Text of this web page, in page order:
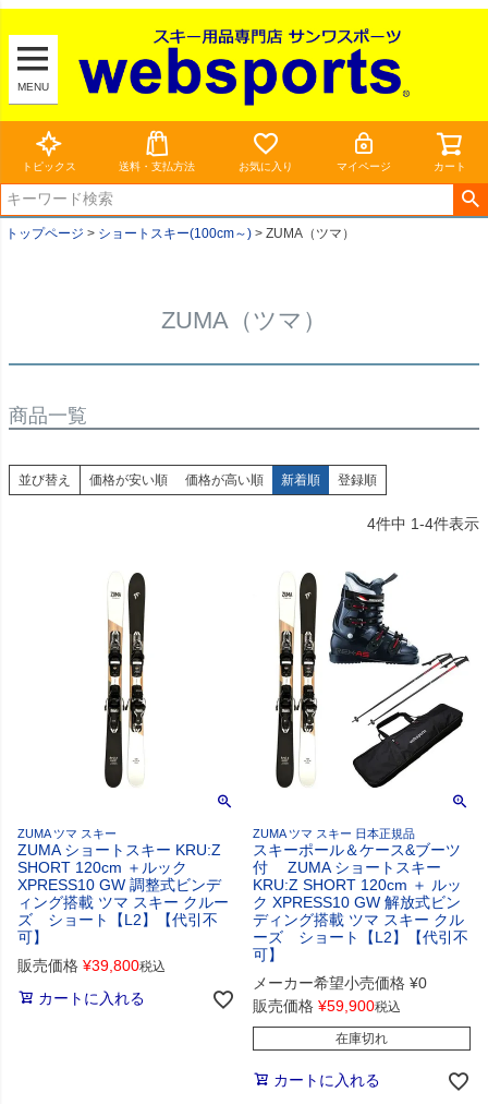
MENU
トピックス 送料・支払方法 お気に入り マイページ カート
トップページ ショートスキー(100cm～) ZUMA（ツマ）
ZUMA（ツマ）
商品一覧
並び替え 価格が安い順 価格が高い順 新着順 登録順
4件中 1-4件表示
ZUMA ツマ スキー
ZUMA ショートスキー KRU:Z
SHORT 120cm ＋ルック
XPRESS10 GW 調整式ビンデ
ィング搭載 ツマ スキー クルー
ズ ショート【L2】【代引不
可】
販売価格 ¥39,800税込
カートに入れる
ZUMA ツマ スキー 日本正規品
スキーポール＆ケース&ブーツ
付 ZUMA ショートスキー
KRU:Z SHORT 120cm ＋ ルッ
ク XPRESS10 GW 解放式ビン
ディング搭載 ツマ スキー クル
ーズ ショート【L2】【代引不
可】
メーカー希望小売価格 ¥0
販売価格 ¥59,900税込
在庫切れ
カートに入れる